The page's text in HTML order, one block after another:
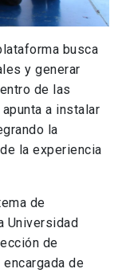
busca
y generar
de las
a instalar
la
la experiencia
de
Universidad
de
de